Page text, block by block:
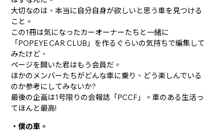
大切なのは、本当に自分自身が欲しいと思う車を見つける
こと。
この1冊は気になったカーオーナーたちと一緒に
「POPEYE CAR CLUB」を作るぐらいの気持ちで編集して
みたけど、
ページを開いた君はもう会員だ。
ほかのメンバーたちがどんな車に乗り、どう楽しんでいる
のか参考にしてみないか?
最後の企画は1号限りの会報誌「PCCF」。車のある生活っ
てほんと最高!
・僕の車。